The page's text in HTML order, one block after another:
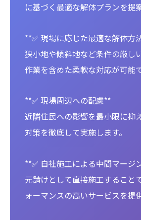
に基づく最適な解体プランを提
**✅ 現場に応じた最適な解体方
狭小地や傾斜地など条件の厳し
作業を含めた柔軟な対応が可能で
**✅ 現場周辺への配慮**
近隣住民への影響を最小限に抑
対策を徹底して実施します。
**✅ 自社施工による中間マージ
元請けとして直接施工すること
ォーマンスの高いサービスを提